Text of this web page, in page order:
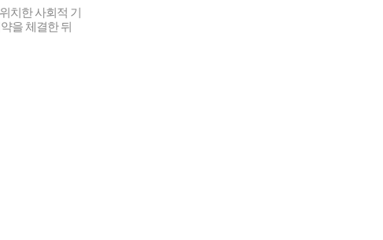
치한 사회적 기
을 체결한 뒤